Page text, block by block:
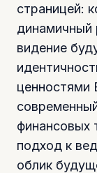
страницей:
динамичный
видение
ценностями
финансовых
подход к
облик